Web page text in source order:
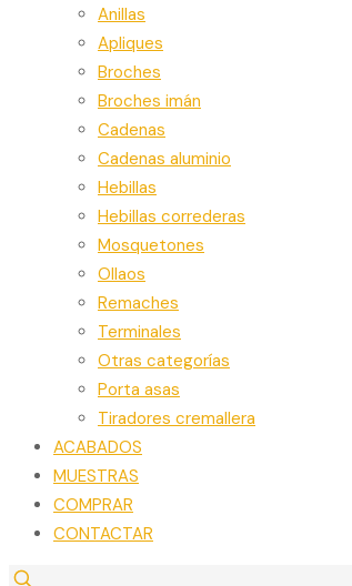
Anillas
Apliques
Broches
Broches imán
Cadenas
Cadenas aluminio
Hebillas
Hebillas correderas
Mosquetones
Ollaos
Remaches
Terminales
Otras categorías
Porta asas
Tiradores cremallera
ACABADOS
MUESTRAS
COMPRAR
CONTACTAR